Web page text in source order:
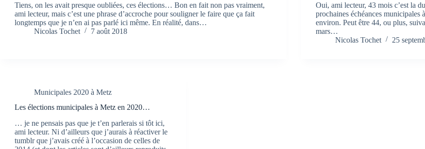
Tiens, on les avait presque oubliées, ces élections… Bon en fait non pas vraiment,
ami lecteur, mais c’est une phrase d’accroche pour souligner le faire que ça fait
longtemps que je n’en ai pas parlé ici même. En réalité, dans…
Nicolas Tochet
7 août 2018
Oui, ami lecteur, 43 mois c’est la
prochaines échéances
environ. Peut être 44, ou plus,
mars…
Nicolas Tochet
25
Municipales 2020 à Metz
Les élections municipales à Metz en 2020…
… je ne pensais pas que je t’en parlerais si tôt ici,
ami lecteur. Ni d’ailleurs que j’aurais à réactiver le
tumblr que j’avais créé à l’occasion de celles de